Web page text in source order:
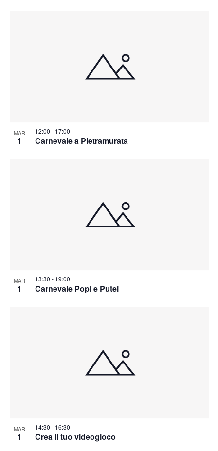
MAR
1 Carnevale a Pietramurata
12:00 - 17:00
MAR
1 Carnevale Popi e Putei
13:30 - 19:00
MAR
1 Crea il tuo videogioco
14:30 - 16:30